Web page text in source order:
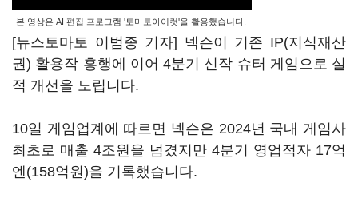
본 영상은 AI 편집 프로그램 '토마토아이컷'을 활용했습니다.
[뉴스토마토 이범종 기자] 넥슨이 기존 IP(지식재산
권) 활용작 흥행에 이어 4분기 신작 슈터 게임으로 실
적 개선을 노립니다.
10일 게임업계에 따르면 넥슨은 2024년 국내 게임사
최초로 매출 4조원을 넘겼지만 4분기 영업적자 17억
엔(158억원)을 기록했습니다.